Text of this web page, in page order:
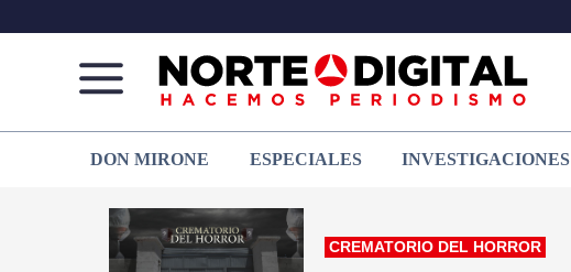
de
Juárez
que
hacemos periodismo
DON MIRONE ESPECIALES INVESTIGACIONES
CREMATORIO DEL HORROR